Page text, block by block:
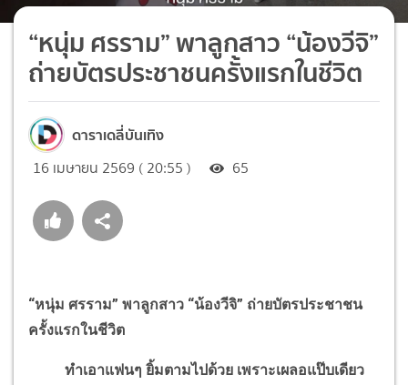
“หนุ่ม ศรราม” พาลูกสาว “น้องวีจิ”
ถ่ายบัตรประชาชนครั้งแรกในชีวิต
ดาราเดลี่บันเทิง
16 เมษายน 2569 ( 20:55 ) 65
“หนุ่ม ศรราม” พาลูกสาว “น้องวีจิ” ถ่ายบัตรประชาชน
ครั้งแรกในชีวิต
ทำเอาแฟนๆ ยิ้มตามไปด้วย เพราะเผลอแป๊บเดียว